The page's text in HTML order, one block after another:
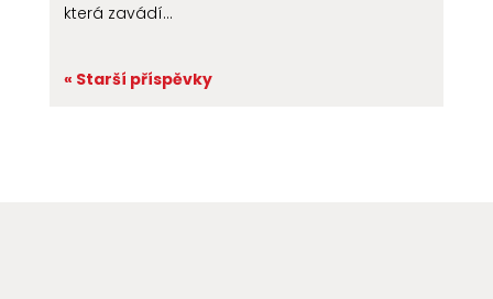
která zavádí...
« Starší příspěvky